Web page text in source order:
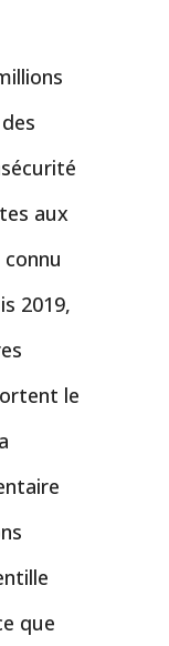
aux
2019,
le
que